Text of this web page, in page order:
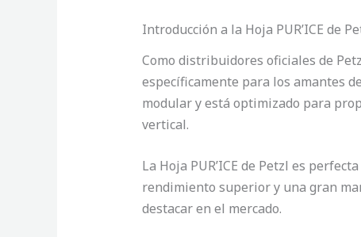
Introducción a la Hoja PUR’ICE de
Como distribuidores oficiales de
específicamente para los amantes
modular y está optimizado para
vertical.
La Hoja PUR’ICE de Petzl es
rendimiento superior y una gran
destacar en el mercado.